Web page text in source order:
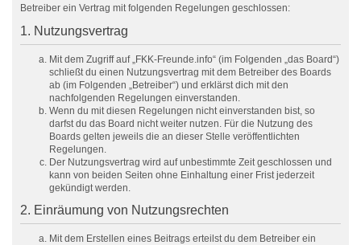
Betreiber ein Vertrag mit folgenden Regelungen geschlossen:
1. Nutzungsvertrag
Mit dem Zugriff auf „FKK-Freunde.info“ (im Folgenden „das Board“)
schließt du einen Nutzungsvertrag mit dem Betreiber des Boards
ab (im Folgenden „Betreiber“) und erklärst dich mit den
nachfolgenden Regelungen einverstanden.
Wenn du mit diesen Regelungen nicht einverstanden bist, so
darfst du das Board nicht weiter nutzen. Für die Nutzung des
Boards gelten jeweils die an dieser Stelle veröffentlichten
Regelungen.
Der Nutzungsvertrag wird auf unbestimmte Zeit geschlossen und
kann von beiden Seiten ohne Einhaltung einer Frist jederzeit
gekündigt werden.
2. Einräumung von Nutzungsrechten
Mit dem Erstellen eines Beitrags erteilst du dem Betreiber ein